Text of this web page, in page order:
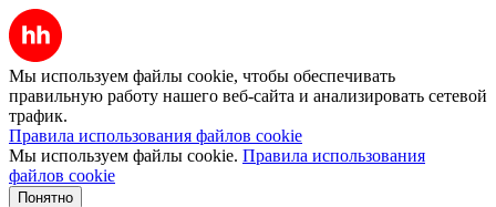
Мы используем файлы cookie, чтобы обеспечивать
правильную работу нашего веб-сайта и анализировать сетевой
трафик.
Правила использования файлов cookie
Мы используем файлы cookie. Правила использования
файлов cookie
Понятно